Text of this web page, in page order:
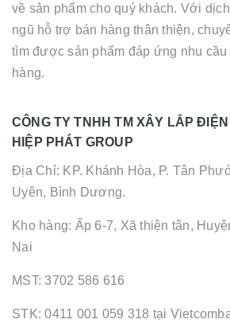
về sản phẩm cho quý khách. Với
ngũ hỗ trợ bán hàng thân thiện,
tìm được sản phẩm đáp ứng nhu cầu
hàng.
CÔNG TY TNHH TM XÂY LẮP
HIỆP PHÁT GROUP
Địa Chỉ: KP. Khánh Hòa, P. Tân
Uyên, Bình Dương.
Kho hàng: Ấp 6-7, Xã thiện tân,
Nai
MST: 3702 586 616
STK: 0411 001 059 318 tại